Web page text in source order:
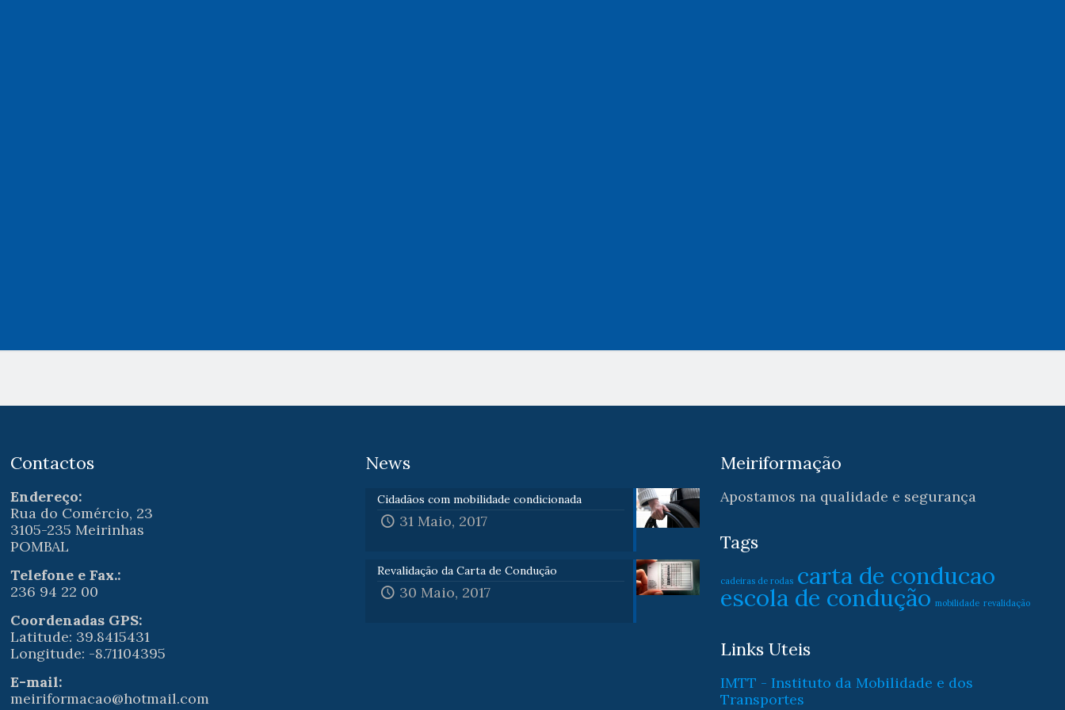
Contactos
Endereço:
Rua do Comércio, 23
3105-235 Meirinhas
POMBAL
Telefone e Fax.:
236 94 22 00
Coordenadas GPS:
Latitude: 39.8415431
Longitude: -8.71104395
E-mail:
meiriformacao@hotmail.com
News
Cidadãos com mobilidade condicionada
31 Maio, 2017
Revalidação da Carta de Condução
30 Maio, 2017
Meiriformação
Apostamos na qualidade e segurança
Tags
cadeiras de rodas carta de conducao
escola de condução mobilidade revalidação
Links Uteis
IMTT - Instituto da Mobilidade e dos
Transportes